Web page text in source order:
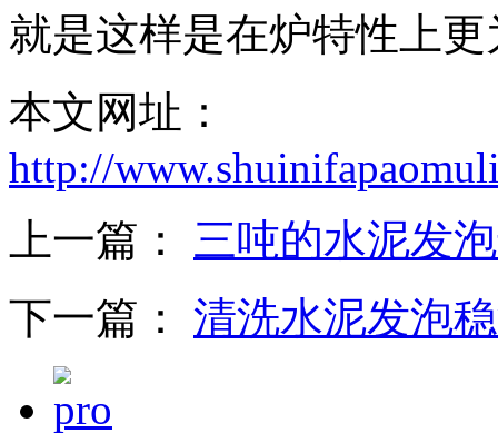
就是这样是在炉特性上
本文网址：
http://
上一篇： 三吨的水泥发
下一篇： 清洗水泥发泡